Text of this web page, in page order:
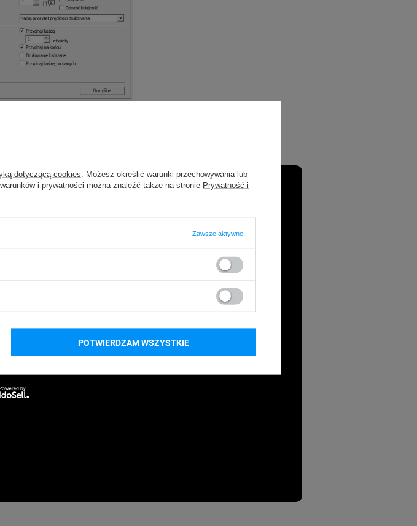
dotyczącą cookies . Możesz określić warunki przechowywania lub
i prywatności można znaleźć także na stronie Prywatność i
Zawsze aktywne
POTWIERDZAM WSZYSTKIE